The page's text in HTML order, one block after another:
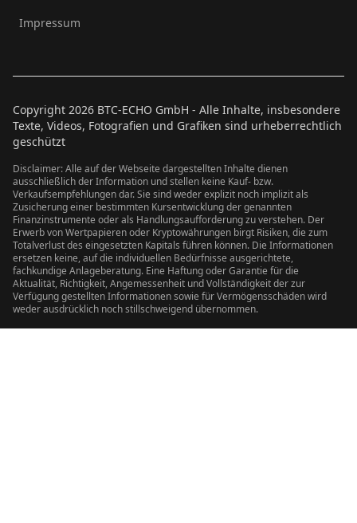
Impressum
Copyright 2026 BTC-ECHO GmbH - Alle Inhalte, insbesondere
Texte, Videos, Fotografien und Grafiken sind urheberrechtlich
geschützt
Disclaimer: Alle auf der Webseite dargestellten Inhalte dienen
ausschließlich der Information und stellen keine Kauf- bzw.
Verkaufsempfehlungen dar. Sie sind weder explizit noch implizit als
Zusicherung einer bestimmten Kursentwicklung der genannten
Finanzinstrumente oder als Handlungsaufforderung zu verstehen. Der
Erwerb von Wertpapieren oder Kryptowährungen birgt Risiken, die zum
Totalverlust des eingesetzten Kapitals führen können. Die Informationen
ersetzen keine, auf die individuellen Bedürfnisse ausgerichtete,
fachkundige Anlageberatung. Eine Haftung oder Garantie für die
Aktualität, Richtigkeit, Angemessenheit und Vollständigkeit der zur
Verfügung gestellten Informationen sowie für Vermögensschäden wird
weder ausdrücklich noch stillschweigend übernommen.